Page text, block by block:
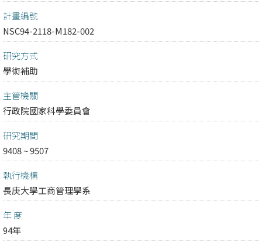
計畫編號
NSC94-2118-M182-002
研究方式
學術補助
主管機關
行政院國家科學委員會
研究期間
9408 ~ 9507
執行機構
長庚大學工商管理學系
年 度
94年